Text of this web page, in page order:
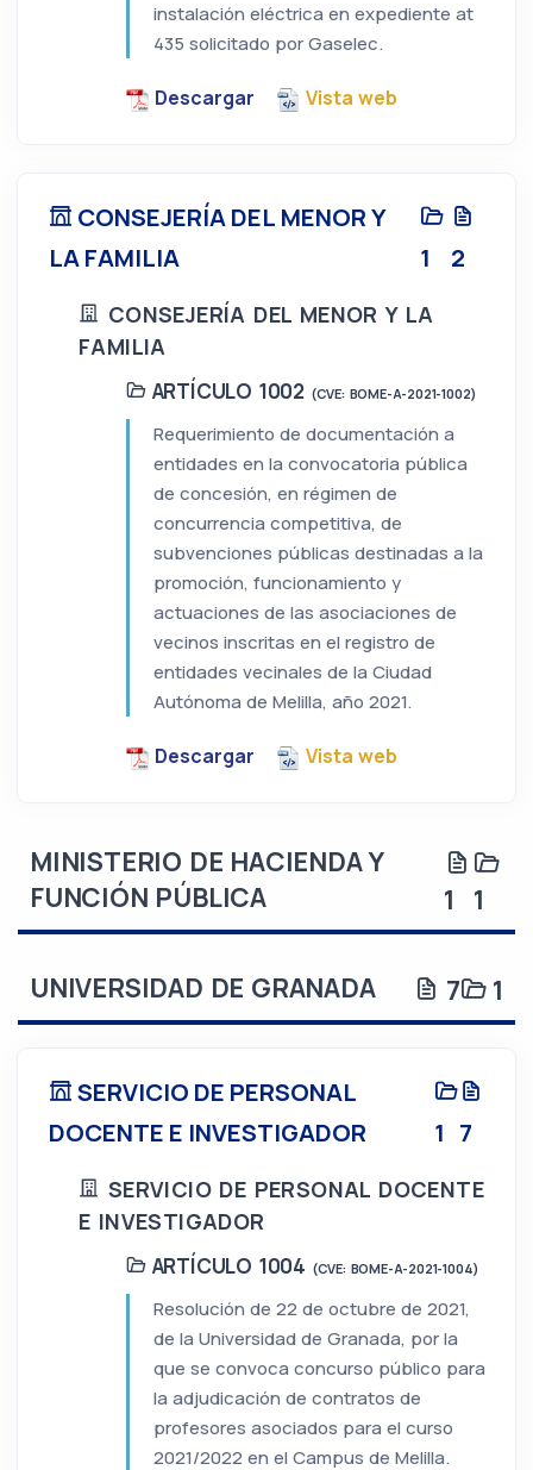
instalación eléctrica en expediente at
435 solicitado por Gaselec.
Descargar Vista web
CONSEJERÍA DEL MENOR Y
LA FAMILIA
1 2
CONSEJERÍA DEL MENOR Y LA
FAMILIA
ARTÍCULO 1002 (CVE: BOME-A-2021-1002)
Requerimiento de documentación a
entidades en la convocatoria pública
de concesión, en régimen de
concurrencia competitiva, de
subvenciones públicas destinadas a la
promoción, funcionamiento y
actuaciones de las asociaciones de
vecinos inscritas en el registro de
entidades vecinales de la Ciudad
Autónoma de Melilla, año 2021.
Descargar Vista web
MINISTERIO DE HACIENDA Y
FUNCIÓN PÚBLICA
1 1
UNIVERSIDAD DE GRANADA 7 1
SERVICIO DE PERSONAL
DOCENTE E INVESTIGADOR
1 7
SERVICIO DE PERSONAL DOCENTE
E INVESTIGADOR
ARTÍCULO 1004 (CVE: BOME-A-2021-1004)
Resolución de 22 de octubre de 2021,
de la Universidad de Granada, por la
que se convoca concurso público para
la adjudicación de contratos de
profesores asociados para el curso
2021/2022 en el Campus de Melilla.